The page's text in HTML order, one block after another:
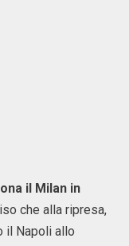
il Milan in
che alla ripresa,
il Napoli allo